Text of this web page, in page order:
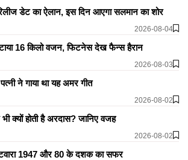
डेट का ऐलान, इस दिन आएगा सलमान का शोर
2026-08-04
16 किलो वजन, फिटनेस देख फैन्स हैरान
2026-08-03
ने गाया था यह अमर गीत
2026-08-02
क्यों होती है अरदास? जानिए वजह
2026-08-02
1947 और 80 के दशक का सफर